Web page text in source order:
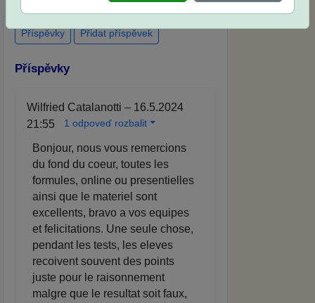
Příspěvky Přidat příspěvek
Příspěvky
Wilfried Catalanotti – 16.5.2024
21:55
1 odpoveď rozbalit
Bonjour, nous vous remercions
du fond du coeur, toutes les
formules, online ou presentielles
ainsi que le materiel sont
excellents, bravo a vos equipes
et felicitations. Une seule chose,
pendant les tests, les eleves
recoivent souvent des points
juste pour le raisonnement
malgre que le resultat soit faux,